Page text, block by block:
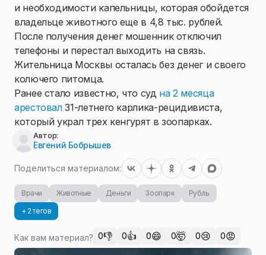
и необходимости капельницы, которая обойдется
владельце животного еще в 4,8 тыс. рублей.
После получения денег мошенник отключил
телефоны и перестал выходить на связь.
Жительница Москвы осталась без денег и своего
колючего питомца.
Ранее стало известно, что суд на 2 месяца
арестовал31-летнего карлика-рецидивиста,
который украл трех кенгурят в зоопарках.
Автор:
Евгений Бобрышев
Поделиться материалом:
Врачи Животные Деньги Зоопарк
Рубль
+ 2 тегов
Как вам материал? 0👎 0👍 0😄 0🤯 0😢 0😡